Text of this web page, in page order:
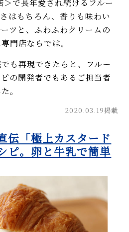
で長年愛され続けるフルー
はもちろん、香りも味わい
ツと、ふわふわクリームの
門店ならでは。
も再現できたらと、フルー
の開発者でもあるご担当者
。
2020.03.19掲載
伝「極上カスタード
ピ。卵と牛乳で簡単